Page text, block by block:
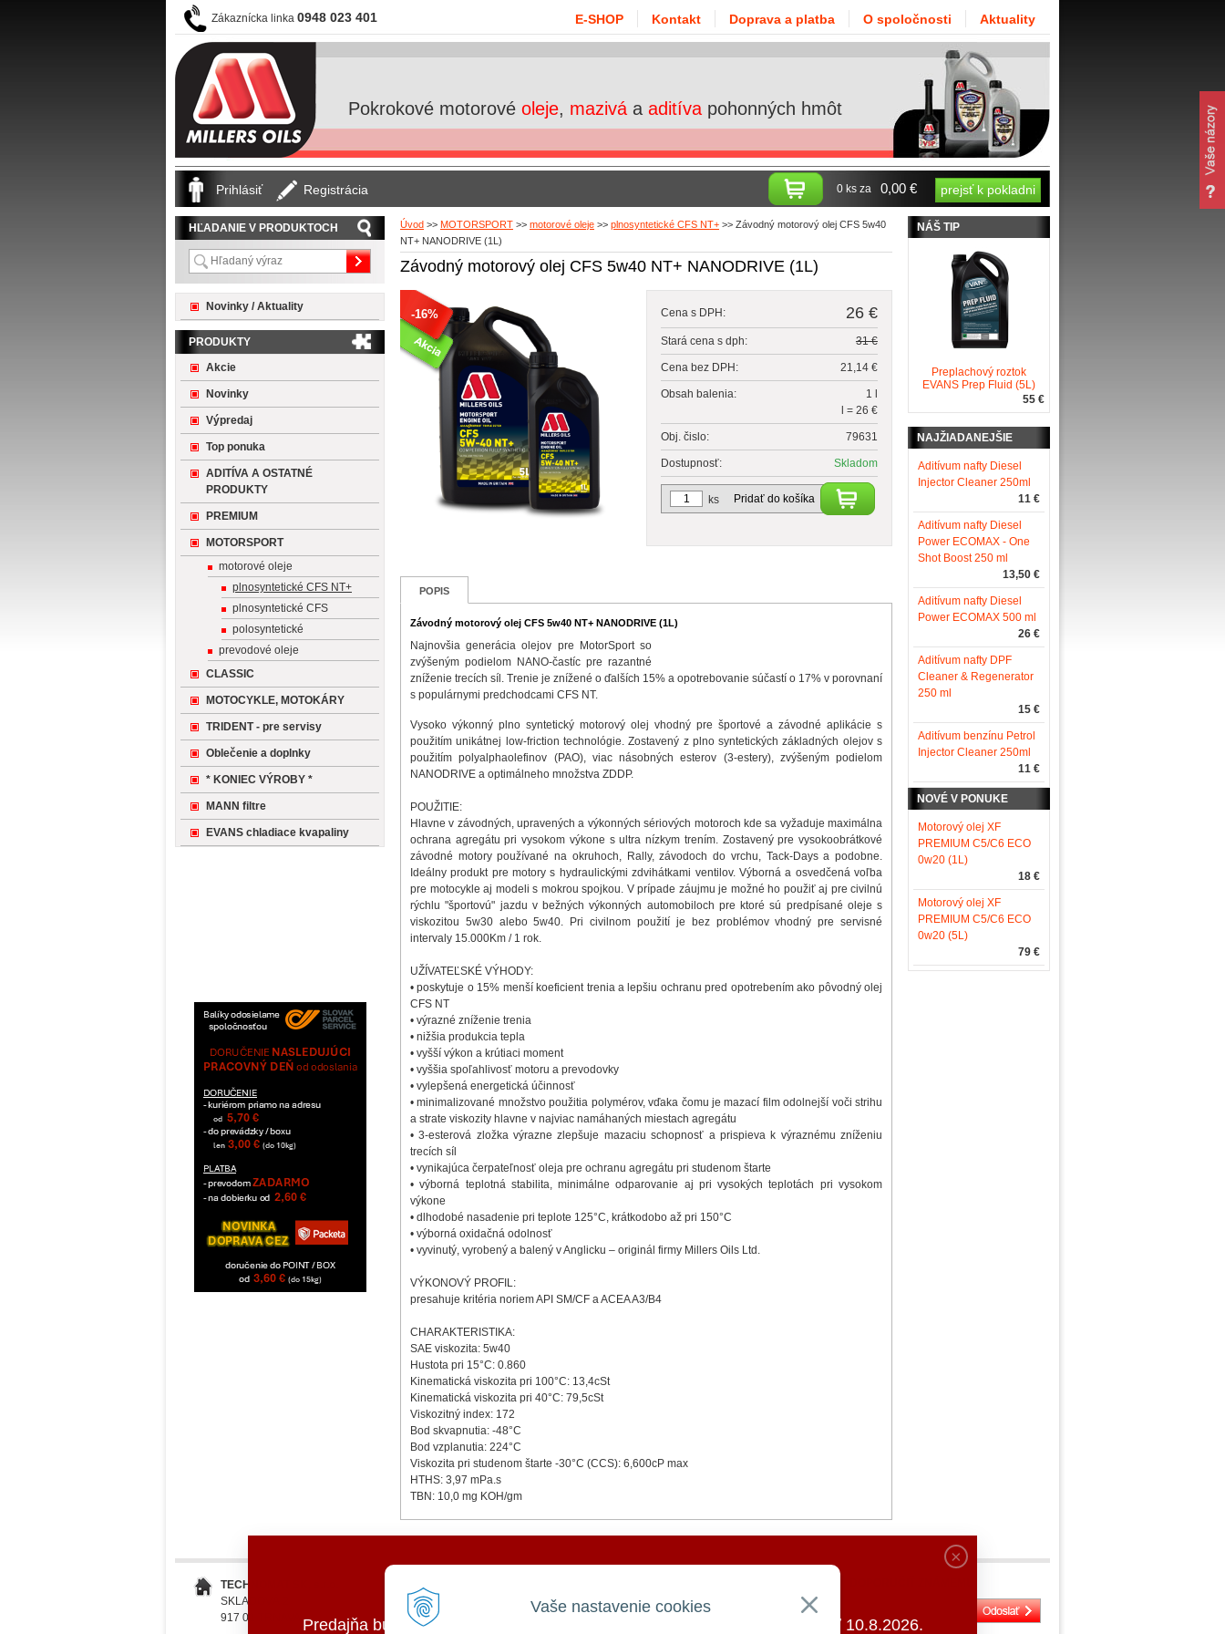
Vaše nastavenie cookies
Zákaznícka linka 0948 023 401
Pokrokové motorové oleje, mazivá a aditíva pohonných hmôt
Úvod >> MOTORSPORT >> motorové oleje >> plnosyntetické CFS NT+ >> Závodný motorový olej CFS 5w40
NT+ NANODRIVE (1L)
Závodný motorový olej CFS 5w40 NT+ NANODRIVE (1L)
-16% Cena s DPH: 26 €
Stará cena s dph: 31 €
Cena bez DPH: 21,14 €
Obsah balenia:
1 l
l = 26 €
Obj. čislo: 79631
Dostupnosť: Skladom
Pridať do košíka
ks
POPIS
Závodný motorový olej CFS 5w40 NT+ NANODRIVE (1L)
Najnovšia generácia olejov pre MotorSport so
zvýšeným podielom NANO-častíc pre razantné
zníženie trecích síl. Trenie je znížené o ďalších 15% a opotrebovanie súčastí o 17% v porovnaní
s populárnymi predchodcami CFS NT.
Vysoko výkonný plno syntetický motorový olej vhodný pre športové a závodné aplikácie s
použitím unikátnej low-friction technológie. Zostavený z plno syntetických základných olejov s
použitím polyalphaolefinov (PAO), viac násobných esterov (3-estery), zvýšeným podielom
NANODRIVE a optimálneho množstva ZDDP.
POUŽITIE:
Hlavne v závodných, upravených a výkonných sériových motoroch kde sa vyžaduje maximálna
ochrana agregátu pri vysokom výkone s ultra nízkym trením. Zostavený pre vysokoobrátkové
závodné motory používané na okruhoch, Rally, závodoch do vrchu, Tack-Days a podobne.
Ideálny produkt pre motory s hydraulickými zdvihátkami ventilov. Výborná a osvedčená voľba
pre motocykle aj modeli s mokrou spojkou. V prípade záujmu je možné ho použiť aj pre civilnú
rýchlu "športovú" jazdu v bežných výkonných automobiloch pre ktoré sú predpísané oleje s
viskozitou 5w30 alebo 5w40. Pri civilnom použití je bez problémov vhodný pre servisné
intervaly 15.000Km / 1 rok.
UŽÍVATEĽSKÉ VÝHODY:
• poskytuje o 15% menší koeficient trenia a lepšiu ochranu pred opotrebením ako pôvodný olej
CFS NT
• výrazné zníženie trenia
• nižšia produkcia tepla
• vyšší výkon a krútiaci moment
• vyššia spoľahlivosť motoru a prevodovky
• vylepšená energetická účinnosť
• minimalizované množstvo použitia polymérov, vďaka čomu je mazací film odolnejší voči strihu
a strate viskozity hlavne v najviac namáhaných miestach agregátu
• 3-esterová zložka výrazne zlepšuje mazaciu schopnosť a prispieva k výraznému zníženiu
trecích síl
• vynikajúca čerpateľnosť oleja pre ochranu agregátu pri studenom štarte
• výborná teplotná stabilita, minimálne odparovanie aj pri vysokých teplotách pri vysokom
výkone
• dlhodobé nasadenie pri teplote 125°C, krátkodobo až pri 150°C
• výborná oxidačná odolnosť
• vyvinutý, vyrobený a balený v Anglicku – originál firmy Millers Oils Ltd.
VÝKONOVÝ PROFIL:
presahuje kritéria noriem API SM/CF a ACEA A3/B4
CHARAKTERISTIKA:
SAE viskozita: 5w40
Hustota pri 15°C: 0.860
Kinematická viskozita pri 100°C: 13,4cSt
Kinematická viskozita pri 40°C: 79,5cSt
Viskozitný index: 172
Bod skvapnutia: -48°C
Bod vzplanutia: 224°C
Viskozita pri studenom štarte -30°C (CCS): 6,600cP max
HTHS: 3,97 mPa.s
TBN: 10,0 mg KOH/gm
HĽADANIE V PRODUKTOCH
Novinky / Aktuality
PRODUKTY
Akcie
Novinky
Výpredaj
Top ponuka
ADITÍVA A OSTATNÉ
PRODUKTY
PREMIUM
MOTORSPORT
motorové oleje
plnosyntetické CFS NT+
plnosyntetické CFS
polosyntetické
prevodové oleje
CLASSIC
MOTOCYKLE, MOTOKÁRY
TRIDENT - pre servisy
Oblečenie a doplnky
* KONIEC VÝROBY *
MANN filtre
EVANS chladiace kvapaliny
NÁŠ TIP
Preplachový roztok
EVANS Prep Fluid (5L)
55 €
NAJŽIADANEJŠIE
Aditívum nafty Diesel
Injector Cleaner 250ml
11 €
Aditívum nafty Diesel
Power ECOMAX - One
Shot Boost 250 ml
13,50 €
Aditívum nafty Diesel
Power ECOMAX 500 ml
26 €
Aditívum nafty DPF
Cleaner & Regenerator
250 ml
15 €
Aditívum benzínu Petrol
Injector Cleaner 250ml
11 €
NOVÉ V PONUKE
Motorový olej XF
PREMIUM C5/C6 ECO
0w20 (1L)
18 €
Motorový olej XF
PREMIUM C5/C6 ECO
0w20 (5L)
79 €
TECHNOMAT SK, s.r.o.
SKLADOVÁ 2
917 01 TRNAVA
Všeobecné obchodné podmienky
GDPR a používanie cookies
Prihlásiť
E-SHOP Kontakt Doprava a platba O spoločnosti Aktuality
Prihlásiť Registrácia 0 ks za 0,00 € prejsť k pokladni
Predajňa bude ZATVORENÁ a vytvorené objednávky začneme vybavovať 10.8.2026.